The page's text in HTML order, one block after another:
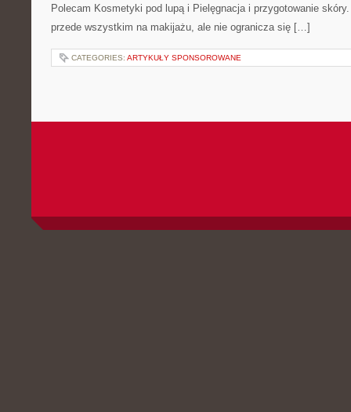
Polecam Kosmetyki pod lupą i Pielęgnacja i przygotowanie
przede wszystkim na makijażu, ale nie ogranicza się […]
CATEGORIES: ARTYKUŁY SPONSOROWANE